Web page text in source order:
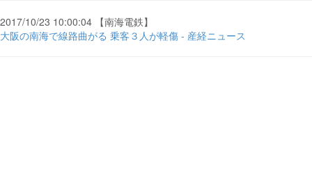
2017/10/23 10:00:04 【南海電鉄】
大阪の南海で線路曲がる 乗客３人が軽傷 - 産経ニュース